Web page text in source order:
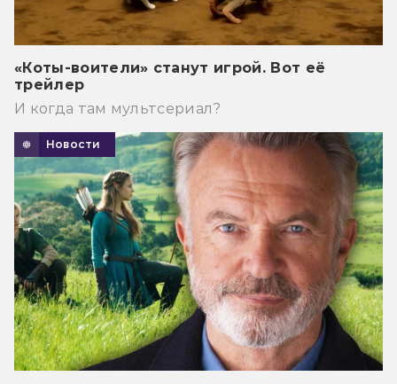
«Коты-воители» станут игрой. Вот её
трейлер
И когда там мультсериал?
Новости